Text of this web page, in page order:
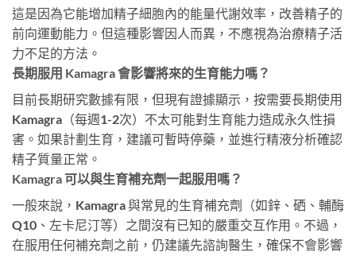
這是因為它能增加精子細胞內的能量代謝效率，改善精子的
前向運動能力。但這種影響因人而異，不應視為治療精子活
力不足的方法。
長期服用 Kamagra 會影響將來的生育能力嗎？
目前長期研究數據有限，但現有證據顯示，按需要長期使用
Kamagra（每週1-2次）不太可能對生育能力造成永久性損
害。如果計劃生育，建議可暫時停藥，並進行精液分析確認
精子質量正常。
Kamagra 可以與生育補充劑一起服用嗎？
一般來說，Kamagra 與常見的生育補充劑（如鋅、硒、輔酶
Q10、左卡尼汀等）之間沒有已知的嚴重交互作用。不過，
在服用任何補充劑之前，仍建議先諮詢醫生，確保不會影響